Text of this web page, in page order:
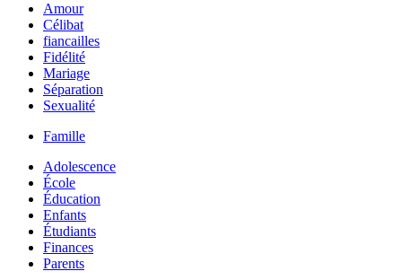
Amour
Célibat
fiancailles
Fidélité
Mariage
Séparation
Sexualité
Famille
Adolescence
École
Éducation
Enfants
Étudiants
Finances
Parents